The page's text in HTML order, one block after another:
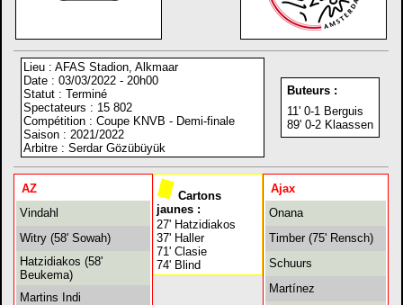
Lieu : AFAS Stadion, Alkmaar
Date : 03/03/2022 - 20h00
Statut : Terminé
Spectateurs : 15 802
Compétition : Coupe KNVB - Demi-finale
Saison : 2021/2022
Arbitre : Serdar Gözübüyük
Buteurs :
11' 0-1 Berguis
89' 0-2 Klaassen
AZ
Vindahl
Witry (58' Sowah)
Hatzidiakos (58'
Beukema)
Martins Indi
Cartons
jaunes :
27' Hatzidiakos
37' Haller
71' Clasie
74' Blind
Ajax
Onana
Timber (75' Rensch)
Schuurs
Martínez